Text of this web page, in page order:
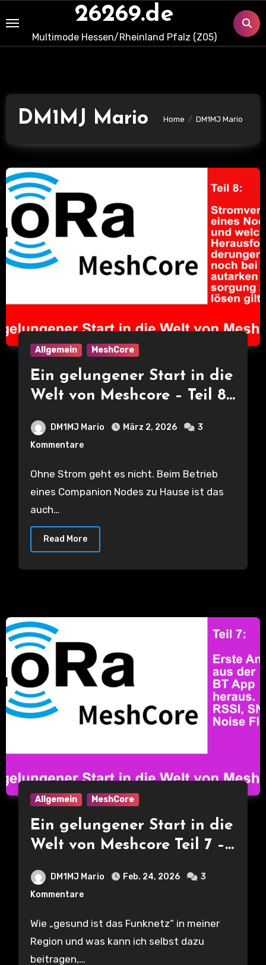
to
content
26269.de
Multimode Hessen/Rheinland Pfalz (Z05)
DM1MJ Mario Home DM1MJ Mario
Allgemein MeshCore
Ein gelungener Start in die
Welt von Meshcore – Teil 8
verschiedenen Nodes
DM1MJ Mario März 2, 2026
3
Kommentare
Ohne Strom geht es nicht. Beim Betrieb
eines Companion Nodes zu Hause ist das
auch…
Read More
Allgemein MeshCore
Ein gelungener Start in die
Welt von Meshcore Teil 7 –
Auslastung des Netzes und
DM1MJ Mario Feb. 24, 2026
3
Kommentare
Wie „gesund ist das Funknetz“ in meiner
Region und was kann ich selbst dazu
beitragen,…